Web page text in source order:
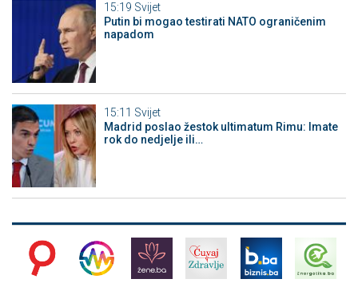
15:19 Svijet
Putin bi mogao testirati NATO ograničenim
napadom
15:11 Svijet
Madrid poslao žestok ultimatum Rimu: Imate
rok do nedjelje ili…